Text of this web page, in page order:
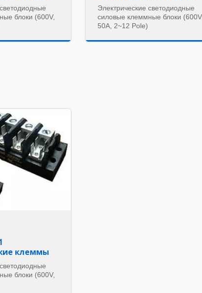
блоки (600V,
Электрические светодиодные
силовые клеммные блоки (600V,
50A, 2~12 Pole)
клеммы
блоки (600V,